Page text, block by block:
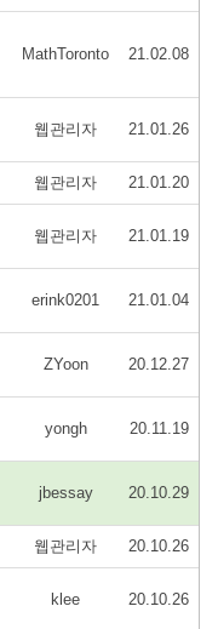
MathToronto 21.02.08
웹관리자 21.01.26
웹관리자 21.01.20
웹관리자 21.01.19
erink0201 21.01.04
ZYoon 20.12.27
yongh 20.11.19
jbessay 20.10.29
웹관리자 20.10.26
klee 20.10.26